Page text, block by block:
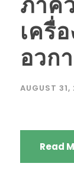
เครื่
อวก
AUGUST 31,
Read